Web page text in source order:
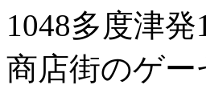
1048多度津
商店街のゲ